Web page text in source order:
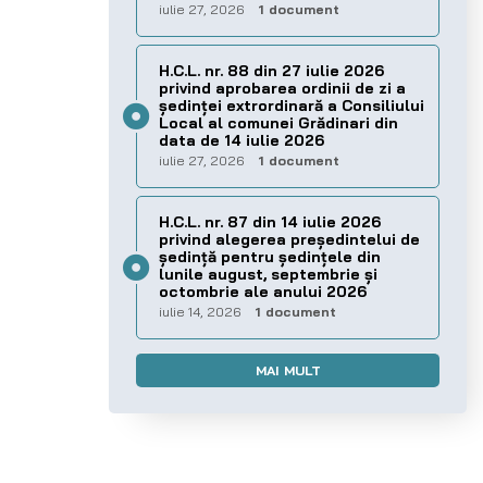
iulie 27, 2026 1 document
H.C.L. nr. 88 din 27 iulie 2026
privind aprobarea ordinii de zi a
şedinţei extrordinară a Consiliului
Local al comunei Grădinari din
data de 14 iulie 2026
iulie 27, 2026 1 document
H.C.L. nr. 87 din 14 iulie 2026
privind alegerea preşedintelui de
şedinţă pentru ședințele din
lunile august, septembrie și
octombrie ale anului 2026
iulie 14, 2026 1 document
MAI MULT